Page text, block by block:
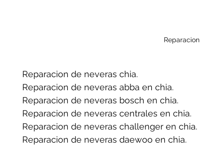
Reparacion de neveras chia.
Reparacion de neveras abba en chia.
Reparacion de neveras bosch en chia.
Reparacion de neveras centrales en chia.
Reparacion de neveras challenger en chia.
Reparacion de neveras daewoo en chia.